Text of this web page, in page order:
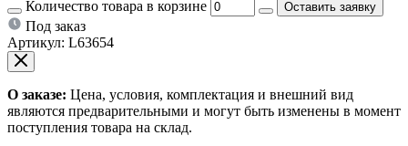
Количество товара в корзине
Оставить заявку
Под заказ
Артикул: L63654
О заказе: Цена, условия, комплектация и внешний вид
являются предварительными и могут быть изменены в момент
поступления товара на склад.